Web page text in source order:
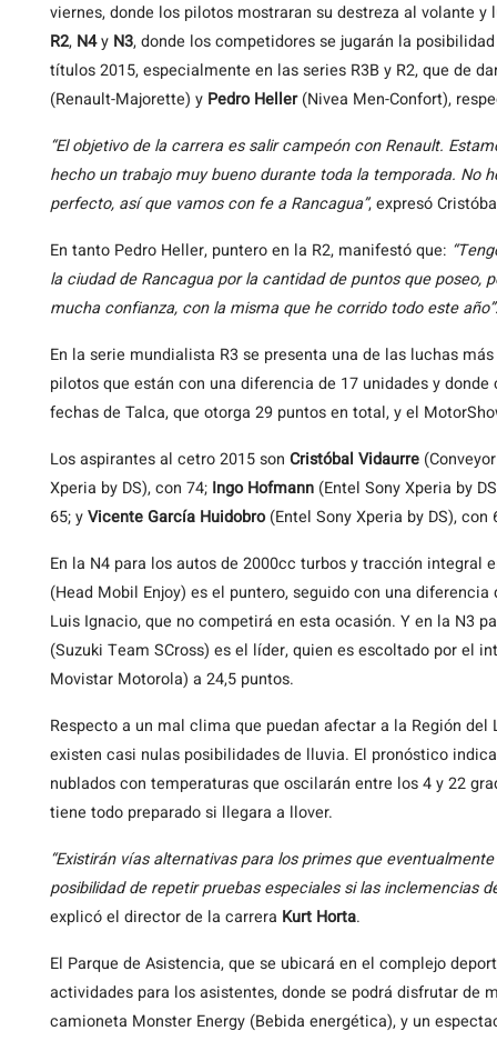
viernes, donde los pilotos mostraran su destreza al volante
R2, N4y N3, donde los competidores se jugarán la
títulos 2015, especialmente en las series R3B y R2, que de
(Renault-Majorette) y Pedro Heller(Nivea Men-Confort),
“El objetivo de la carrera es salir campeón con Renault.
hecho un trabajo muy bueno durante toda la temporada. No
perfecto, así que vamos con fe a Rancagua”, expresó
En tanto Pedro Heller, puntero en la R2, manifestó que:
la ciudad de Rancagua por la cantidad de puntos que poseo,
mucha confianza, con la misma que he corrido todo este año”
En la serie mundialista R3 se presenta una de las luchas
pilotos que están con una diferencia de 17 unidades y
fechas de Talca, que otorga 29 puntos en total, y el
Los aspirantes al cetro 2015 son Cristóbal Vidaurre
Xperia by DS), con 74; Ingo Hofmann (Entel Sony Xperia by
65; yVicente García Huidobro(Entel Sony Xperia by DS), con
En la N4 para los autos de 2000cc turbos y tracción integral
(Head Mobil Enjoy) es el puntero, seguido con una diferencia
Luis Ignacio, que no competirá en esta ocasión. Y en la N3
(Suzuki Team SCross) es el líder, quien es escoltado por el
Movistar Motorola) a 24,5 puntos.
Respecto a un mal clima que puedan afectar a la Región del
existen casi nulas posibilidades de lluvia. El pronóstico
nublados con temperaturas que oscilarán entre los 4 y 22
tiene todo preparado si llegara a llover.
“Existirán vías alternativas para los primes que
posibilidad de repetir pruebas especiales si las inclemencias
explicó el director de la carrera Kurt Horta.
El Parque de Asistencia, que se ubicará en el complejo
actividades para los asistentes, donde se podrá disfrutar de
camioneta Monster Energy (Bebida energética), y un